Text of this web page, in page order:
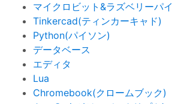
マイクロビット&ラズベリーパイ
Tinkercad(ティンカーキャド)
Python(パイソン)
データベース
エディタ
Lua
Chromebook(クロームブック)